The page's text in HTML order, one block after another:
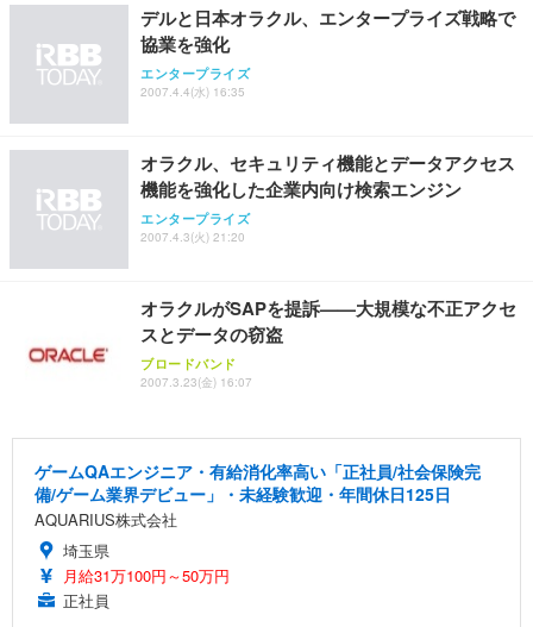
ョン PCチェア 通気性メッシュ ゲーミング/勉強/事
務用 おしゃれ パソコンチェア (ブラック)
Sezlife オフィスチェア デスクチェア 疲れない テレ
ワーク チェア 強化バックレスト 30度ロッキング機
ョン PCチェア 通気性メッシュ ゲーミング/勉強/事
務用 おしゃれ パソコンチェア (ホワイト)
ANDWINT オフィスチェア デスクチェア 肘なし メ
ッシュ 通気性 ランバーサポート付き 腰サポート ガ
ス圧無段階昇降 360度回転 キャスター付き コンパク
【整備済み品】Dell E2724HS 27インチ 液晶モニタ
ー フルHD（1920×1080）VA 非光沢 HDMI/DisplayP
【MiniLED/24.5inch/280Hz/FHD】GRAPHT THE S
HOOTER Gaming Monitor 24” Essential ゲーミン
グモニター QD 24.5インチ 1ms FHD 量子ドット 残
Smart Basic(スマートベーシック) 【Amazon.co.jp
限定】 Smart Basic アイリスオーヤマ ペットシーツ
アイリスオーヤマ ペットシーツ 超厚型 お徳用 レギ
ュラー 200枚入【Amazon.co.jp限定】
デルと日本オラクル、エンタープライズ戦略で
協業を強化
エンタープライズ
2007.4.4(水) 16:35
オラクル、セキュリティ機能とデータアクセス
機能を強化した企業内向け検索エンジン
エンタープライズ
2007.4.3(火) 21:20
オラクルがSAPを提訴——大規模な不正アクセ
スとデータの窃盗
ブロードバンド
2007.3.23(金) 16:07
ゲームQAエンジニア・有給消化率高い「正社員/社会保険完
備/ゲーム業界デビュー」・未経験歓迎・年間休日125日
AQUARIUS株式会社
埼玉県
月給31万100円～50万円
正社員